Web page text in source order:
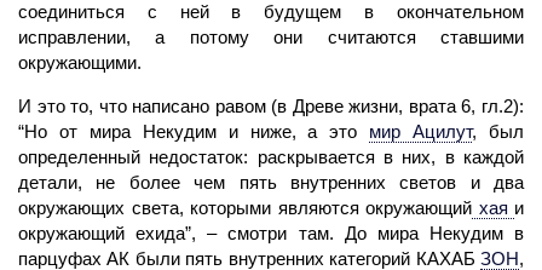
соединиться с ней в будущем в окончательном
исправлении, а потому они считаются ставшими
окружающими.
И это то, что написано равом (в Древе жизни, врата 6, гл.2):
“Но от мира Некудим и ниже, а это
мир Ацилут, был
определенный недостаток: раскрывается в них, в каждой
детали, не более чем пять внутренних светов и два
окружающих света, которыми являются окружающий хая и
окружающий ехида”, – смотри там. До мира Некудим в
парцуфах АК были пять внутренних категорий КАХАБ ЗОН,